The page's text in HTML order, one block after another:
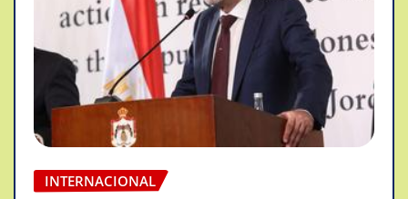
INTERNACIONAL